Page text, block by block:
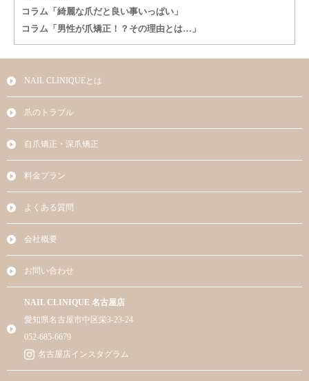
コラム「綺麗な爪だと良い事いっぱい」
コラム「男性が爪矯正！？その理由とは…」
NAIL CLINIQUEとは
爪のトラブル
自爪矯正・深爪矯正
料金プラン
よくある質問
会社概要
お問い合わせ
NAIL CLINIQUE 名古屋店
愛知県名古屋市中区栄3-23-24
052-685-6679
名古屋店インスタグラム